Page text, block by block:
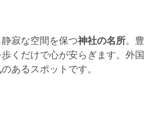
寂な空間を保つ神社の名所。豊
くだけで心が安らぎます。外国
あるスポットです。